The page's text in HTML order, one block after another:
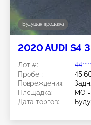
Будущая продажа
2020 AUDI S4
Лот #:
Пробег:
Повреждения:
Площадка:
MO
Дата торгов: